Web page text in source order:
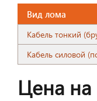
Вид лома
Кабель тонкий
Кабель силовой
Цена